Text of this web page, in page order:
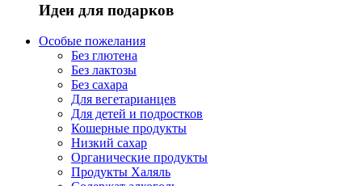
Идеи для подарков
Особые пожелания
Без глютена
Без лактозы
Без сахара
Для вегетарианцев
Для детей и подростков
Кошерные продукты
Низкий сахар
Органические продукты
Продукты Халяль